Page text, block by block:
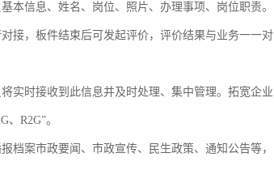
信息、姓名、岗位、照片、办理事项、岗位职责。
接，板件结束后可发起评价，评价结果与业务一一对
实时接收到此信息并及时处理、集中管理。拓宽企业
R2G”。
案市政要闻、市政宣传、民生政策、通知公告等，